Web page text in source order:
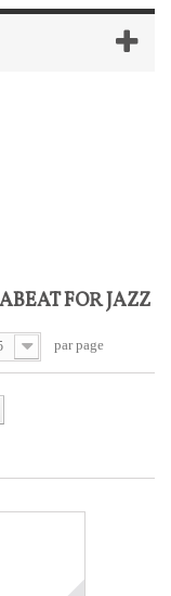
FOR JAZZ
par page